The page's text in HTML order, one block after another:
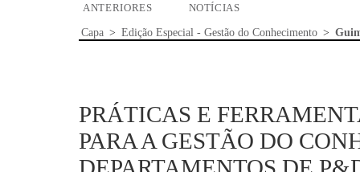
ANTERIORES
NOTÍCIAS
Capa > Edição Especial - Gestão do Conhecimento >
PRÁTICAS E
PARA A GESTÃO DO